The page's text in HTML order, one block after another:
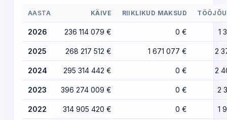
AASTA KÄIVE RIIKLIKUD MAKSUD
2026 236 114 079 € 0 € 1
2025 268 217 512 € 1 671 077 € 2
2024 295 314 442 € 0 € 2
2023 396 274 009 € 0 € 2
2022 314 905 420 € 0 € 1